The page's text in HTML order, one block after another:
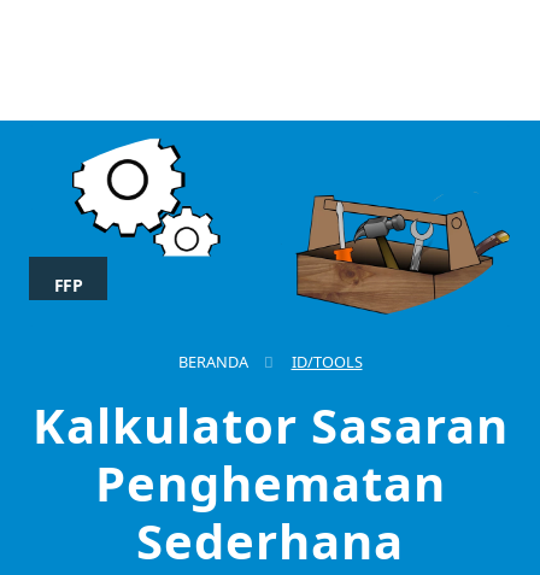
FFP
BERANDA ID/TOOLS
Kalkulator Sasaran
Penghematan
Sederhana